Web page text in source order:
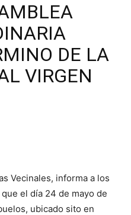
NEGRO
DE LA
VIRGEN
Vecinales, informa a los
el día 24 de mayo de
ubicado sito en